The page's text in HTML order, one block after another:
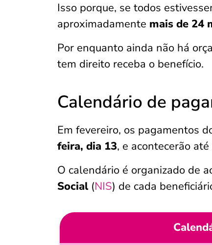
Isso porque, se todos
aproximadamente mais de 24
Por enquanto ainda não há
tem direito receba o benefício.
Calendário de
Em fevereiro, os pagamentos
feira, dia 13, e acontecerão
O calendário é organizado de
Social (NIS) de cada